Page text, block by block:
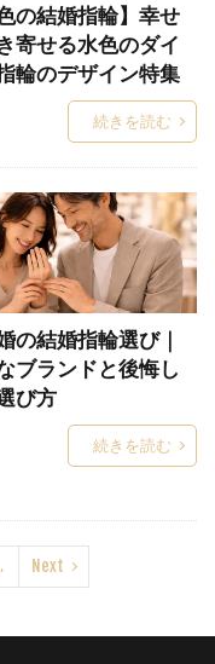
ンドの選び方
ンドプロポーズ
ンドリメイク
大きさ
ド知識
ンド見分け方
モンド鑑別書
シンプル
タワーケース
つち目
・レ
の結婚指輪】幸せ
寄せる水色のダイ
輪のデザイン特集
続きを読む
の結婚指輪選び｜
ブランドと後悔し
び方
続きを読む
Next